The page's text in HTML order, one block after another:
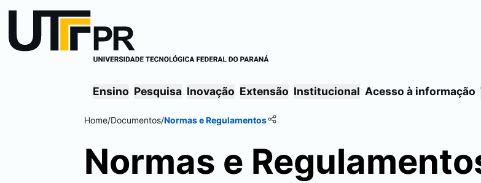
Ensino Pesquisa Inovação Extensão Institucional Acesso à informação
Home/Documentos/Normas e Regulamentos
Normas e